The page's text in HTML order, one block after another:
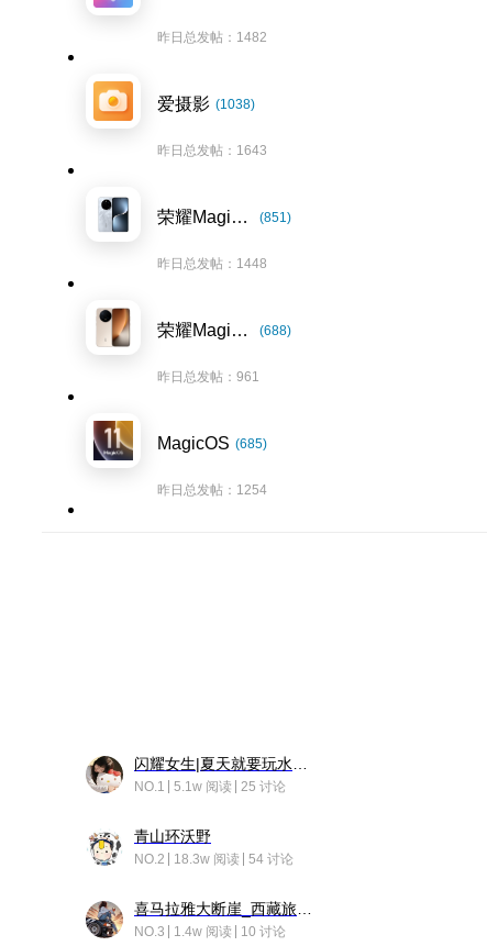
昨日总发帖：1482
爱摄影 (1038)
昨日总发帖：1643
荣耀Magic7系列 (851)
昨日总发帖：1448
荣耀Magic8系列 (688)
昨日总发帖：961
MagicOS (685)
昨日总发帖：1254
NO.1 5.1w 阅读 25 讨论
青山环沃野
NO.2 18.3w 阅读 54 讨论
NO.3 1.4w 阅读 10 讨论